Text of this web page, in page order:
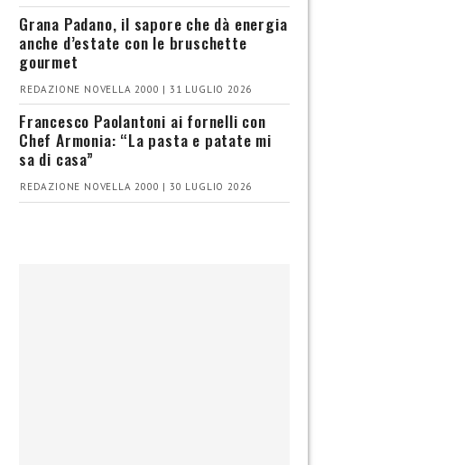
Grana Padano, il sapore che dà energia
anche d’estate con le bruschette
gourmet
REDAZIONE NOVELLA 2000 | 31 LUGLIO 2026
Francesco Paolantoni ai fornelli con
Chef Armonia: “La pasta e patate mi
sa di casa”
REDAZIONE NOVELLA 2000 | 30 LUGLIO 2026